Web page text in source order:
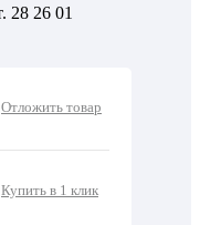
Отложить товар
Купить в 1 клик